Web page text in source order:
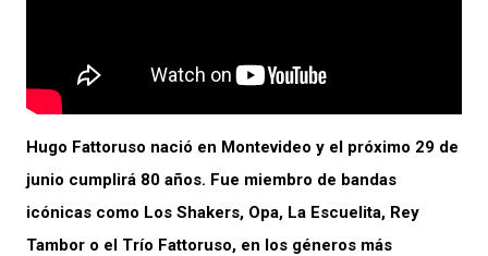
Hugo Fattoruso nació en Montevideo y el próximo 29 de
junio cumplirá 80 años. Fue miembro de bandas
icónicas como Los Shakers, Opa, La Escuelita, Rey
Tambor o el Trío Fattoruso, en los géneros más